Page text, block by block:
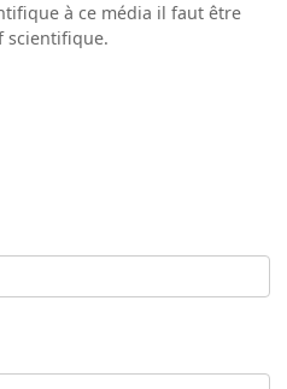
à ce média il faut être
scientifique.